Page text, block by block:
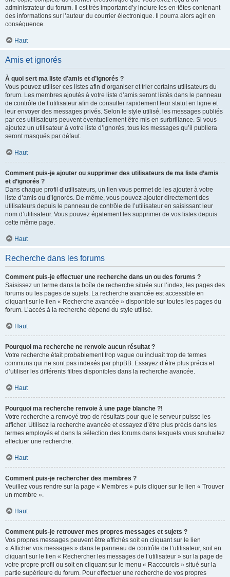
administrateur du forum. Il est très important d’y inclure les en-têtes contenant
des informations sur l’auteur du courrier électronique. Il pourra alors agir en
conséquence.
Haut
Amis et ignorés
À quoi sert ma liste d’amis et d’ignorés ?
Vous pouvez utiliser ces listes afin d’organiser et trier certains utilisateurs du
forum. Les membres ajoutés à votre liste d’amis seront listés dans le panneau
de contrôle de l’utilisateur afin de consulter rapidement leur statut en ligne et
leur envoyer des messages privés. Selon le style utilisé, les messages publiés
par ces utilisateurs peuvent éventuellement être mis en surbrillance. Si vous
ajoutez un utilisateur à votre liste d’ignorés, tous les messages qu’il publiera
seront masqués par défaut.
Haut
Comment puis-je ajouter ou supprimer des utilisateurs de ma liste d’amis
et d’ignorés ?
Dans chaque profil d’utilisateurs, un lien vous permet de les ajouter à votre
liste d’amis ou d’ignorés. De même, vous pouvez ajouter directement des
utilisateurs depuis le panneau de contrôle de l’utilisateur en saisissant leur
nom d’utilisateur. Vous pouvez également les supprimer de vos listes depuis
cette même page.
Haut
Recherche dans les forums
Comment puis-je effectuer une recherche dans un ou des forums ?
Saisissez un terme dans la boîte de recherche située sur l’index, les pages des
forums ou les pages de sujets. La recherche avancée est accessible en
cliquant sur le lien « Recherche avancée » disponible sur toutes les pages du
forum. L’accès à la recherche dépend du style utilisé.
Haut
Pourquoi ma recherche ne renvoie aucun résultat ?
Votre recherche était probablement trop vague ou incluait trop de termes
communs qui ne sont pas indexés par phpBB. Essayez d’être plus précis et
d’utiliser les différents filtres disponibles dans la recherche avancée.
Haut
Pourquoi ma recherche renvoie à une page blanche ?!
Votre recherche a renvoyé trop de résultats pour que le serveur puisse les
afficher. Utilisez la recherche avancée et essayez d’être plus précis dans les
termes employés et dans la sélection des forums dans lesquels vous souhaitez
effectuer une recherche.
Haut
Comment puis-je rechercher des membres ?
Veuillez vous rendre sur la page « Membres » puis cliquer sur le lien « Trouver
un membre ».
Haut
Comment puis-je retrouver mes propres messages et sujets ?
Vos propres messages peuvent être affichés soit en cliquant sur le lien
« Afficher vos messages » dans le panneau de contrôle de l’utilisateur, soit en
cliquant sur le lien « Rechercher les messages de l’utilisateur » sur la page de
votre propre profil ou soit en cliquant sur le menu « Raccourcis » situé sur la
partie supérieure du forum. Pour effectuer une recherche de vos propres